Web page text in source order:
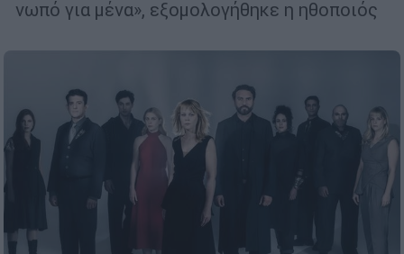
νωπό για μένα», εξομολογήθηκε η ηθοποιός